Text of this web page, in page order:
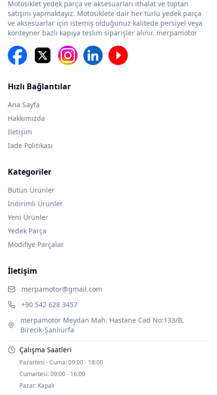
Motosiklet yedek parça ve aksesuarları ithalat ve toptan
satışını yapmaktayız. Motosiklete dair her türlü yedek parça
ve aksesuarlar için istemiş olduğunuz kalitede persiyel veya
konteyner bazlı kapıya teslim siparişler alınır. merpamotor
Hızlı Bağlantılar
Ana Sayfa
Hakkımızda
İletişim
İade Politikası
Kategoriler
Bütün Ürünler
İndirimli Ürünler
Yeni Ürünler
Yedek Parça
Modifiye Parçalar
İletişim
merpamotor@gmail.com
+90 542 628 3457
merpamotor Meydan Mah. Hastane Cad No:133/B,
Birecik-Şanlıurfa
Çalışma Saatleri
Pazartesi - Cuma:09:00 - 18:00
Cumartesi:09:00 - 16:00
Pazar: Kapalı